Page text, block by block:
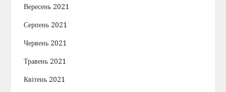
Вересень 2021
Серпень 2021
Червень 2021
Травень 2021
Квітень 2021